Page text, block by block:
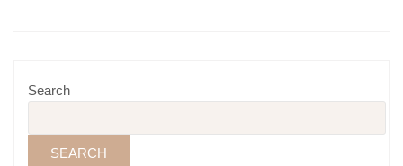
Search
SEARCH